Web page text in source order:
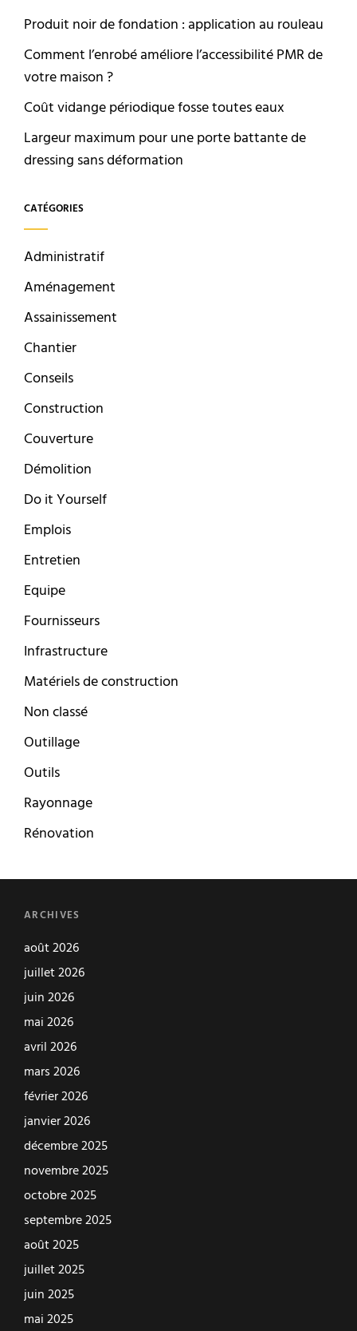
Produit noir de fondation : application au rouleau
Comment l’enrobé améliore l’accessibilité PMR de
votre maison ?
Coût vidange périodique fosse toutes eaux
Largeur maximum pour une porte battante de
dressing sans déformation
CATÉGORIES
Administratif
Aménagement
Assainissement
Chantier
Conseils
Construction
Couverture
Démolition
Do it Yourself
Emplois
Entretien
Equipe
Fournisseurs
Infrastructure
Matériels de construction
Non classé
Outillage
Outils
Rayonnage
Rénovation
ARCHIVES
août 2026
juillet 2026
juin 2026
mai 2026
avril 2026
mars 2026
février 2026
janvier 2026
décembre 2025
novembre 2025
octobre 2025
septembre 2025
août 2025
juillet 2025
juin 2025
mai 2025